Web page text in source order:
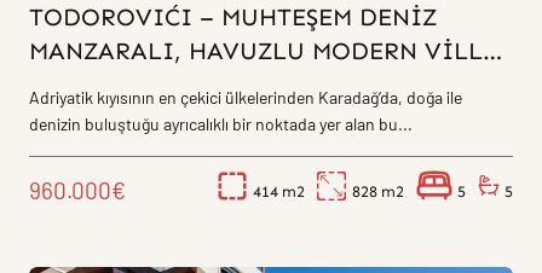
TODOROVIĆI – MUHTEŞEM DENİZ
MANZARALI, HAVUZLU MODERN VİLLA
LÜKS YAŞAM VE ÜST SEGMENT YATIRIMI
BİR ARADA
Adriyatik kıyısının en çekici ülkelerinden Karadağ’da, doğa ile
denizin buluştuğu ayrıcalıklı bir noktada yer alan bu...
960.000€ 414 828 5 5